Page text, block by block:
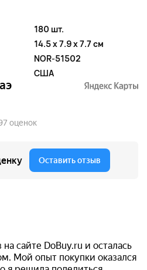
180 шт.
14.5 x 7.9 x 7.7 см
NOR-51502
США